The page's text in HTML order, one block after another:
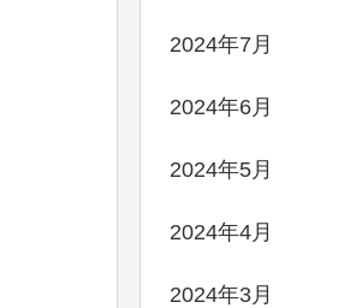
2024年7月
2024年6月
2024年5月
2024年4月
2024年3月